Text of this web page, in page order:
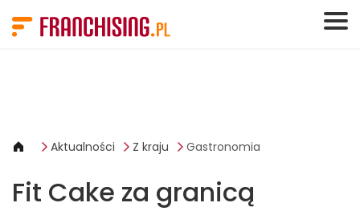
Aktualności Z kraju Gastronomia
Fit Cake za granicą